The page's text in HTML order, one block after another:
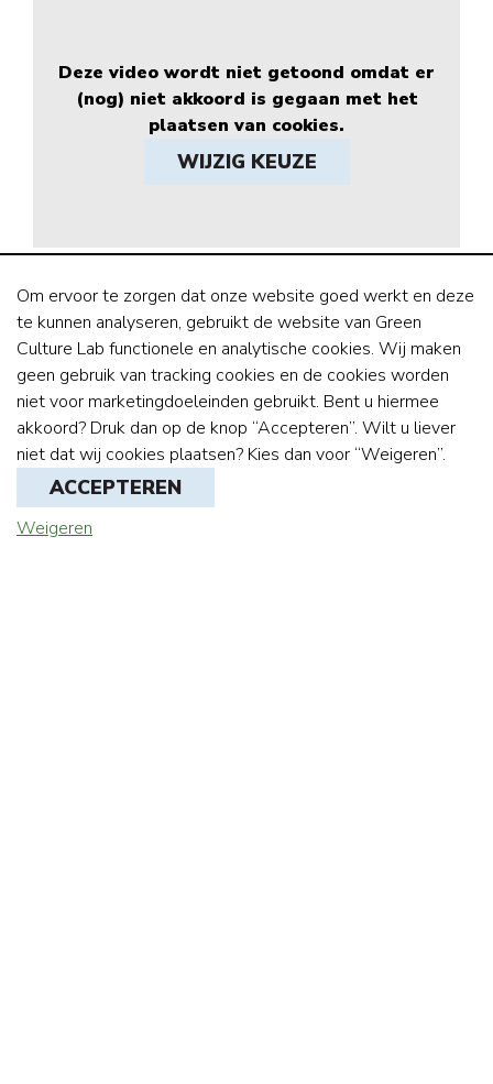
Deze video wordt niet getoond omdat er
(nog) niet akkoord is gegaan met het
plaatsen van cookies.
WIJZIG KEUZE
of direct via ons YouTube kanaal:/ @greenculturelab
GREEN CULTURE LAB
+31(0)6 1979 2849
info@greenculturelab.com
Om ervoor te zorgen dat onze website goed werkt en deze
te kunnen analyseren, gebruikt de website van Green
Culture Lab functionele en analytische cookies. Wij maken
geen gebruik van tracking cookies en de cookies worden
niet voor marketingdoeleinden gebruikt. Bent u hiermee
akkoord? Druk dan op de knop “Accepteren”. Wilt u liever
niet dat wij cookies plaatsen? Kies dan voor “Weigeren”.
ACCEPTEREN
Weigeren